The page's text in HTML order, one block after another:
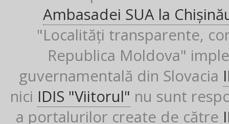
Ambasadei SUA la
"Localități transparente,
Republica Moldova"
guvernamentală din Slovacia
nici IDIS "Viitorul" nu sunt
a portalurilor create de către